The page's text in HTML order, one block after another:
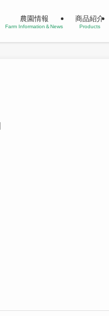
農園情報
Farm Information＆News
商品紹介
Products